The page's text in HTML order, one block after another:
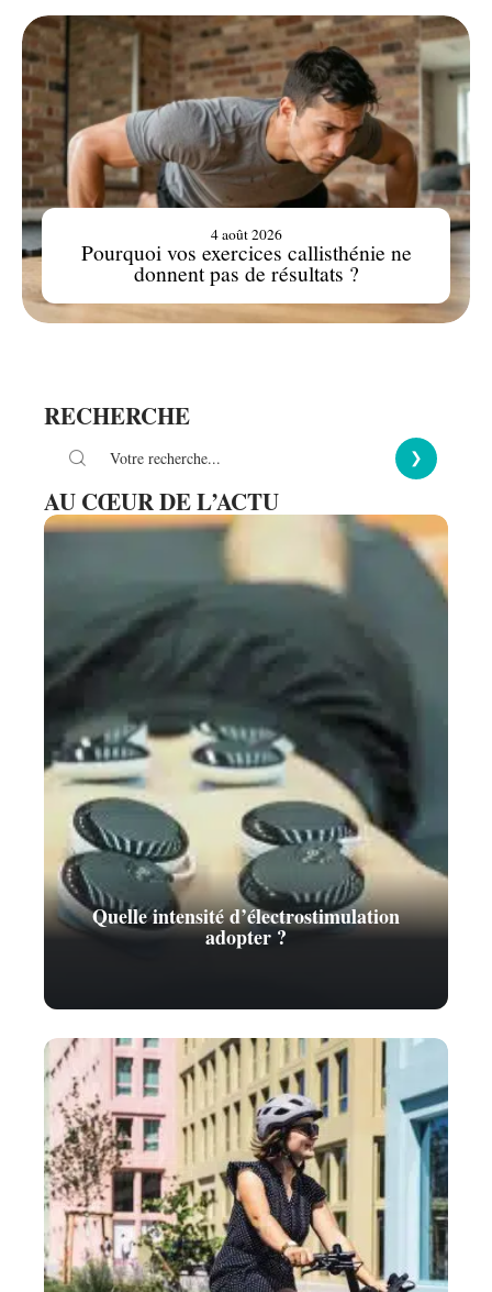
Pourquoi vos exercices callisthénie ne
donnent pas de résultats ?
4 août 2026
RECHERCHE
AU CŒUR DE L’ACTU
Quelle intensité d’électrostimulation
adopter ?